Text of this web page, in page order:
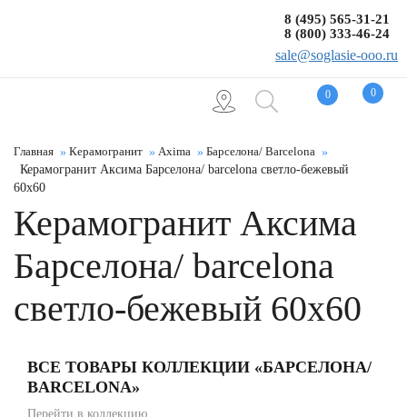
0 0
8 (495) 565-31-21
8 (800) 333-46-24
sale@soglasie-ooo.ru
Главная Керамогранит Axima
Барселона/ Barcelona
Керамогранит Аксима Барселона/ barcelona светло-бежевый
60x60
Керамогранит Аксима
Барселона/ barcelona
светло-бежевый 60x60
ВСЕ ТОВАРЫ КОЛЛЕКЦИИ «БАРСЕЛОНА/
BARCELONA»
Перейти в коллекцию